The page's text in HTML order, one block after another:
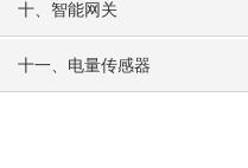
十、智能网关
十一、电量传感器